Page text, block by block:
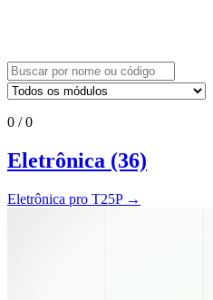
0 / 0
Eletrônica (36)
Eletrônica pro T25P →